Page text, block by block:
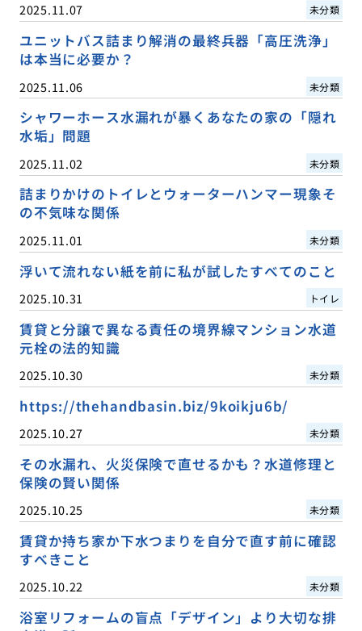
2025.11.07 未分類
ユニットバス詰まり解消の最終兵器「高圧洗浄」
は本当に必要か？
2025.11.06 未分類
シャワーホース水漏れが暴くあなたの家の「隠れ
水垢」問題
2025.11.02 未分類
詰まりかけのトイレとウォーターハンマー現象そ
の不気味な関係
2025.11.01 未分類
浮いて流れない紙を前に私が試したすべてのこと
2025.10.31 トイレ
賃貸と分譲で異なる責任の境界線マンション水道
元栓の法的知識
2025.10.30 未分類
https://thehandbasin.biz/9koikju6b/
2025.10.27 未分類
その水漏れ、火災保険で直せるかも？水道修理と
保険の賢い関係
2025.10.25 未分類
賃貸か持ち家か下水つまりを自分で直す前に確認
すべきこと
2025.10.22 未分類
浴室リフォームの盲点「デザイン」より大切な排